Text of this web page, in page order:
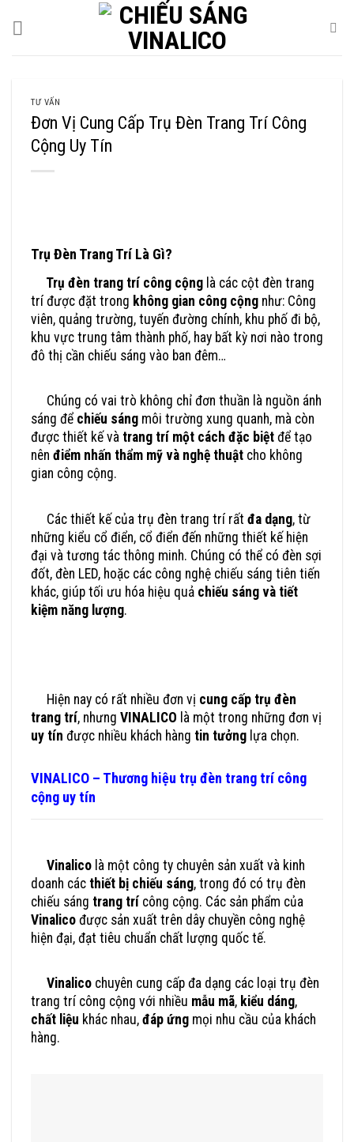
TƯ VẤN
Đơn Vị Cung Cấp Trụ Đèn Trang Trí Công
Cộng Uy Tín
Trụ Đèn Trang Trí Là Gì?
Trụ đèn trang trí công cộng là các cột đèn trang
trí được đặt trong không gian công cộng như: Công
viên, quảng trường, tuyến đường chính, khu phố đi bộ,
khu vực trung tâm thành phố, hay bất kỳ nơi nào trong
đô thị cần chiếu sáng vào ban đêm…
Chúng có vai trò không chỉ đơn thuần là nguồn ánh
sáng để chiếu sáng môi trường xung quanh, mà còn
được thiết kế và trang trí một cách đặc biệt để tạo
nên điểm nhấn thẩm mỹ và nghệ thuật cho không
gian công cộng.
Các thiết kế của trụ đèn trang trí rất đa dạng, từ
những kiểu cổ điển, cổ điển đến những thiết kế hiện
đại và tương tác thông minh. Chúng có thể có đèn sợi
đốt, đèn LED, hoặc các công nghệ chiếu sáng tiên tiến
khác, giúp tối ưu hóa hiệu quả chiếu sáng và tiết
kiệm năng lượng.
Hiện nay có rất nhiều đơn vị cung cấp trụ đèn
trang trí, nhưng VINALICO là một trong những đơn vị
uy tín được nhiều khách hàng tin tưởng lựa chọn.
VINALICO – Thương hiệu trụ đèn trang trí công
cộng uy tín
Vinalico là một công ty chuyên sản xuất và kinh
doanh các thiết bị chiếu sáng, trong đó có trụ đèn
chiếu sáng trang trí công cộng. Các sản phẩm của
Vinalico được sản xuất trên dây chuyền công nghệ
hiện đại, đạt tiêu chuẩn chất lượng quốc tế.
Vinalico chuyên cung cấp đa dạng các loại trụ đèn
trang trí công cộng với nhiều mẫu mã, kiểu dáng,
chất liệu khác nhau, đáp ứng mọi nhu cầu của khách
hàng.